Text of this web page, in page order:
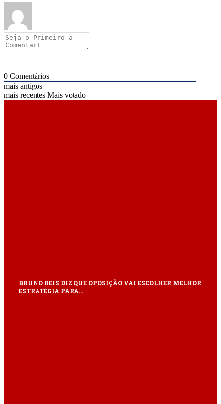
0 Comentários
mais antigos
mais recentes Mais votado
BRUNO REIS DIZ QUE OPOSIÇÃO VAI ESCOLHER MELHOR
ESTRATÉGIA PARA…